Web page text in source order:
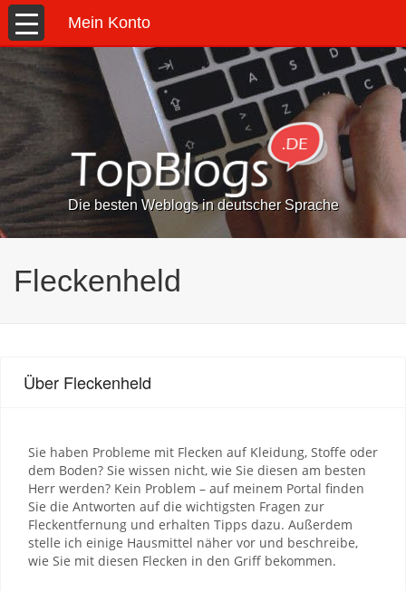
Mein Konto
Die besten Weblogs in deutscher Sprache
Fleckenheld
Über Fleckenheld
Sie haben Probleme mit Flecken auf Kleidung, Stoffe oder
dem Boden? Sie wissen nicht, wie Sie diesen am besten
Herr werden? Kein Problem – auf meinem Portal finden
Sie die Antworten auf die wichtigsten Fragen zur
Fleckentfernung und erhalten Tipps dazu. Außerdem
stelle ich einige Hausmittel näher vor und beschreibe,
wie Sie mit diesen Flecken in den Griff bekommen.